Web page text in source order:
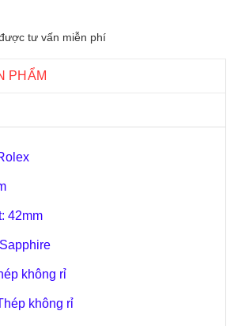
tư vấn miễn phí
PHẨM
42mm
không rỉ
không rỉ